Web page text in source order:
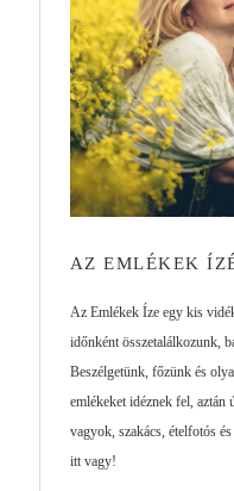
AZ EMLÉKEK
Az Emlékek Íze egy kis
időnként összetalálkozunk,
Beszélgetünk, főzünk és
emlékeket idéznek fel, aztán
vagyok, szakács, ételfotós
itt vagy!